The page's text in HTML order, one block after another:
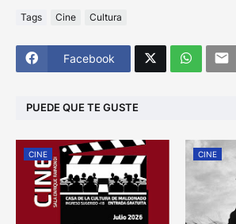
Tags Cine Cultura
Facebook
PUEDE QUE TE GUSTE
CINE CINE